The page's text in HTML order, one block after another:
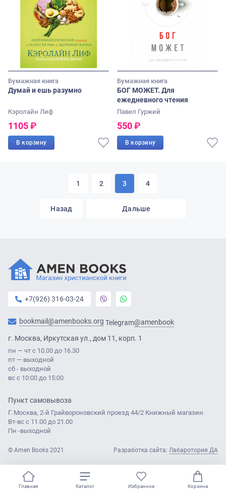
Главная Каталог Избранное Корзина
Бумажная книга
Думай и ешь разумно
Кэролайн Лиф
1105₽
В корзину
Бумажная книга
БОГ МОЖЕТ. Для
ежедневного чтения
Павел Гуржий
550₽
В корзину
1 2 3 4
Назад Дальше
+7(926) 316-03-24
bookmail@amenbooks.org Telegram@amenbook
г. Москва, Иркутская ул., дом 11, корп. 1
пн — чт с 10.00 до 16.30
пт — выходной
сб - выходной
вс с 10:00 до 15:00
Пункт самовывоза
Г. Москва, 2-й Грайвороновский проезд 44/2 Книжный магазин
Вт-вс с 11.00 до 21.00
Пн -выходной
© Amen Books 2021 Разработка сайта: Лабаротория ДА